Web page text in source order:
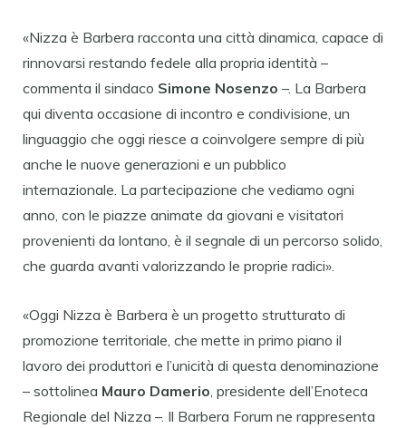
«Nizza è Barbera racconta una città dinamica, capace di
rinnovarsi restando fedele alla propria identità –
commenta il sindaco Simone Nosenzo –. La Barbera
qui diventa occasione di incontro e condivisione, un
linguaggio che oggi riesce a coinvolgere sempre di più
anche le nuove generazioni e un pubblico
internazionale. La partecipazione che vediamo ogni
anno, con le piazze animate da giovani e visitatori
provenienti da lontano, è il segnale di un percorso solido,
che guarda avanti valorizzando le proprie radici».
«Oggi Nizza è Barbera è un progetto strutturato di
promozione territoriale, che mette in primo piano il
lavoro dei produttori e l’unicità di questa denominazione
– sottolinea Mauro Damerio , presidente dell’Enoteca
Regionale del Nizza –. Il Barbera Forum ne rappresenta